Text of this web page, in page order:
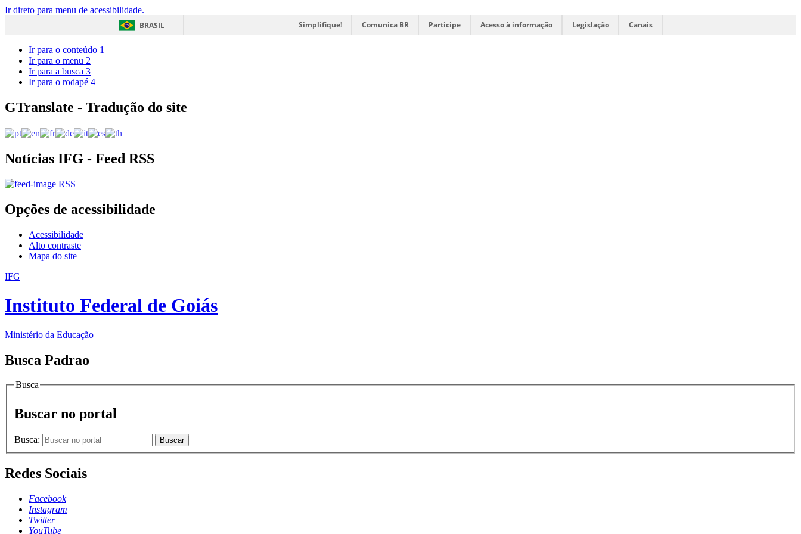
Ir direto para menu de acessibilidade.
BRASIL
Simplifique! Comunica BR Participe Acesso à informação Legislação Canais
Ir para o conteúdo 1
Ir para o menu 2
Ir para a busca 3
Ir para o rodapé 4
GTranslate - Tradução do site
Notícias IFG - Feed RSS
RSS
Opções de acessibilidade
Acessibilidade
Alto contraste
Mapa do site
IFG
Instituto Federal de Goiás
Ministério da Educação
Busca Padrao
Busca
Buscar no portal
Busca: Buscar
Redes Sociais
Facebook
Instagram
Twitter
YouTube